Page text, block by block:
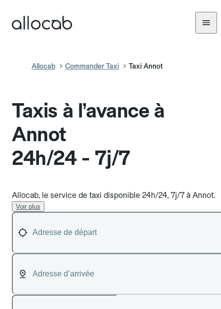
Allocab Commander Taxi Taxi Annot
Taxis à l’avance à
Annot
24h/24 - 7j/7
Allocab, le service de taxi disponible 24h/24, 7j/7 à Annot.
Voir plus